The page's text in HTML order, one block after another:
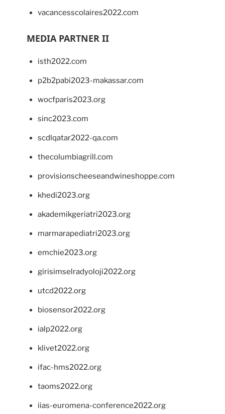
vacancesscolaires2022.com
MEDIA PARTNER II
isth2022.com
p2b2pabi2023-makassar.com
wocfparis2023.org
sinc2023.com
scdlqatar2022-qa.com
thecolumbiagrill.com
provisionscheeseandwineshoppe.com
khedi2023.org
akademikgeriatri2023.org
marmarapediatri2023.org
emchie2023.org
girisimselradyoloji2022.org
utcd2022.org
biosensor2022.org
ialp2022.org
klivet2022.org
ifac-hms2022.org
taoms2022.org
iias-euromena-conference2022.org